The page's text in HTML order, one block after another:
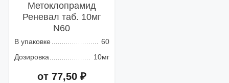
Метоклопрамид
Реневал таб. 10мг
N60
В упаковке
60
Дозировка
10мг
от 77,50 ₽